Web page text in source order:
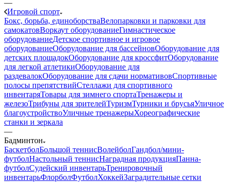
—
Игровой спорт
Бокс, борьба, единоборстваВелопарковки и парковки для
самокатовВоркаут оборудованиеГимнастическое
оборудованиеДетское спортивное и игровое
оборудованиеОборудование для бассейновОборудование для
детских площадокОборудование для кроссфитОборудование
для легкой атлетикиОборудование для
раздевалокОборудование для сдачи нормативовСпортивные
полосы препятствийСтеллажи для спортивного
инвентаряТовары для зимнего спортаТренажеры и
железоТрибуны для зрителейТуризмТурники и брусьяУличное
благоустройствоУличные тренажерыХореографические
станки и зеркала
—
Бадминтон
БаскетболБольшой теннисВолейболГандбол/мини-
футболНастольный теннисНаградная продукцияПанна-
футболСудейский инвентарьТренировочный
инвентарьФлорболФутболХоккейЗаградительные сетки